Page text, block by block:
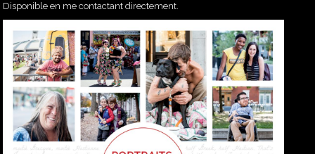
Disponible en me contactant directement.